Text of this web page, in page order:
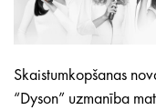
Skaistumkopšanas
“Dyson” uzmanība